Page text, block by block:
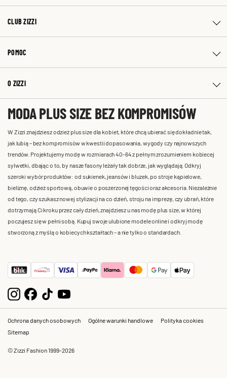
CLUB ZIZZI
POMOC
O ZIZZI
MODA PLUS SIZE BEZ KOMPROMISÓW
W Zizzi znajdziesz odzież plus size dla kobiet, które chcą ubierać się dokładnie tak,
jak lubią – bez kompromisów w kwestii dopasowania, wygody czy najnowszych
trendów. Projektujemy modę w rozmiarach 40-64 z pełnym zrozumieniem kobiecej
sylwetki, dbając o to, by nasze fasony leżały tak dobrze, jak wyglądają. Odkryj
szeroki wybór produktów: od sukienek, jeansów i bluzek, po stroje kąpielowe,
bieliznę, odzież sportową, obuwie o poszerzonej tęgości oraz akcesoria. Niezależnie
od tego, czy szukasz nowej stylizacji na co dzień, stroju na imprezę, czy ubrań, które
dotrzymają Ci kroku przez cały dzień, znajdziesz u nas modę plus size, w której
poczujesz się w pełni sobą. Kupuj swoje ulubione modele online i odkryj modę
stworzoną z myślą o kobiecych kształtach – a nie tylko o standardach.
Ochrona danych osobowych Ogólne warunki handlowe
Polityka cookies
Sitemap
© Zizzi Fashion 1999-2026